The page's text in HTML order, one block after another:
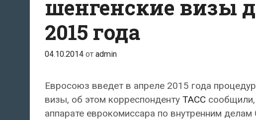
шенгенские визы
2015 года
04.10.2014 от admin
Евросоюз введет в апреле 2015 года
визы, об этом корреспонденту ТАСС сообщили,
аппарате еврокомиссара по внутренним